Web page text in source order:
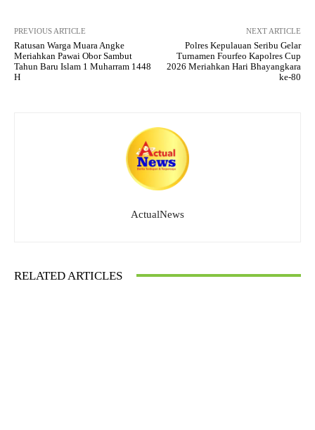
PREVIOUS ARTICLE
Ratusan Warga Muara Angke
Meriahkan Pawai Obor Sambut
Tahun Baru Islam 1 Muharram 1448
H
NEXT ARTICLE
Polres Kepulauan Seribu Gelar
Turnamen Fourfeo Kapolres Cup
2026 Meriahkan Hari Bhayangkara
ke-80
ActualNews
RELATED ARTICLES